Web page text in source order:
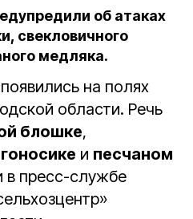
об атаках
свекловичного
медляка.
на полях
области. Речь
блошке,
и песчаном
в пресс-службе